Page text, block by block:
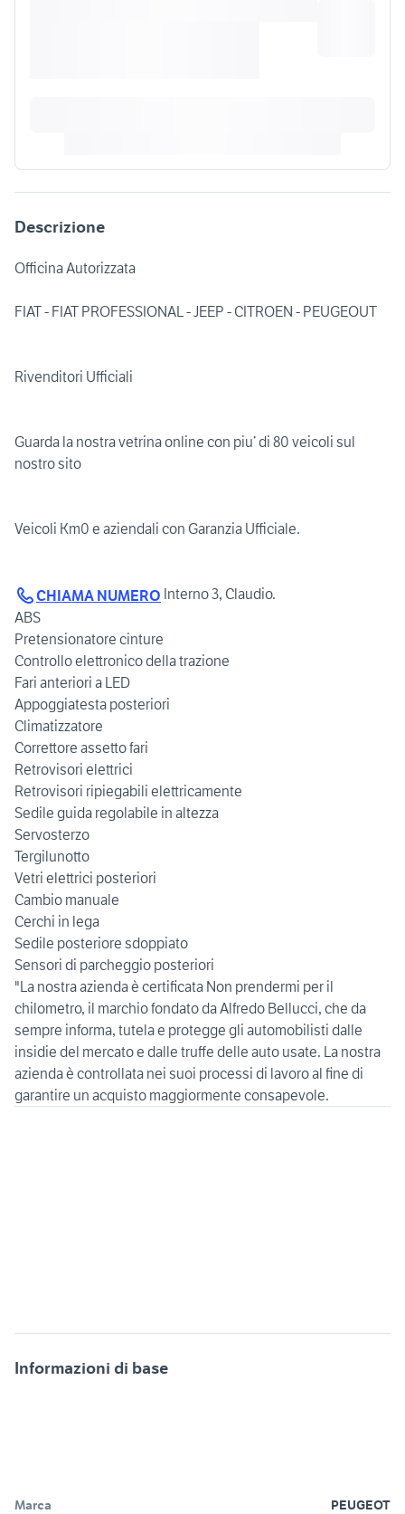
Descrizione
Officina Autorizzata
FIAT - FIAT PROFESSIONAL - JEEP - CITROEN - PEUGEOUT
Rivenditori Ufficiali
Guarda la nostra vetrina online con piu’ di 80 veicoli sul
nostro sito
Veicoli Km0 e aziendali con Garanzia Ufficiale.
CHIAMA NUMERO Interno 3, Claudio.
ABS
Pretensionatore cinture
Controllo elettronico della trazione
Fari anteriori a LED
Appoggiatesta posteriori
Climatizzatore
Correttore assetto fari
Retrovisori elettrici
Retrovisori ripiegabili elettricamente
Sedile guida regolabile in altezza
Servosterzo
Tergilunotto
Vetri elettrici posteriori
Cambio manuale
Cerchi in lega
Sedile posteriore sdoppiato
Sensori di parcheggio posteriori
"La nostra azienda è certificata Non prendermi per il
chilometro, il marchio fondato da Alfredo Bellucci, che da
sempre informa, tutela e protegge gli automobilisti dalle
insidie del mercato e dalle truffe delle auto usate. La nostra
azienda è controllata nei suoi processi di lavoro al fine di
Informazioni di base
Marca PEUGEOT